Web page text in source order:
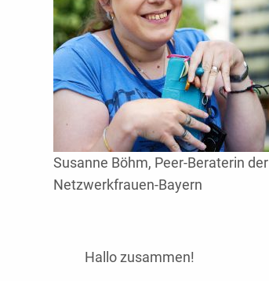
Susanne Böhm, Peer-Beraterin der
Netzwerkfrauen-Bayern
Hallo zusammen!